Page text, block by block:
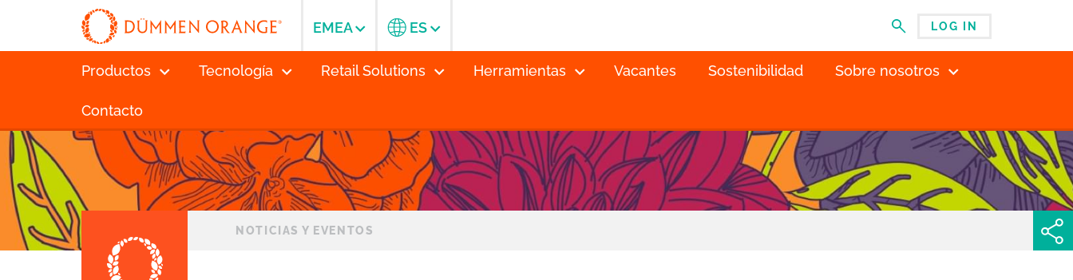
LOG IN
MENÚ
Productos Tecnología Retail Solutions Herramientas Vacantes Sostenibilidad Sobre nosotros
Contacto
EMEA ES
NOTICIAS Y EVENTOS